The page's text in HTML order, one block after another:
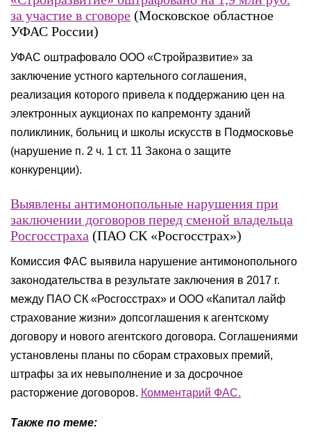
за участие в сговоре (Московское областное
УФАС России)
УФАС оштрафовало ООО «Стройразвитие» за
заключение устного картельного соглашения,
реализация которого привела к поддержанию цен на
электронных аукционах по капремонту зданий
поликлиник, больниц и школы искусств в Подмосковье
(нарушение п. 2 ч. 1 ст. 11 Закона о защите
конкуренции).
Выявлены антимонопольные нарушения при
заключении договоров перед сменой владельца
Росгосстраха (ПАО СК «Росгосстрах»)
Комиссия ФАС выявила нарушение антимонопольного
законодательства в результате заключения в 2017 г.
между ПАО СК «Росгосстрах» и ООО «Капитал лайф
страхование жизни» допсоглашения к агентскому
договору и нового агентского договора. Соглашениями
установлены планы по сборам страховых премий,
штрафы за их невыполнение и за досрочное
расторжение договоров. Комментарий ФАС.
Также по теме: